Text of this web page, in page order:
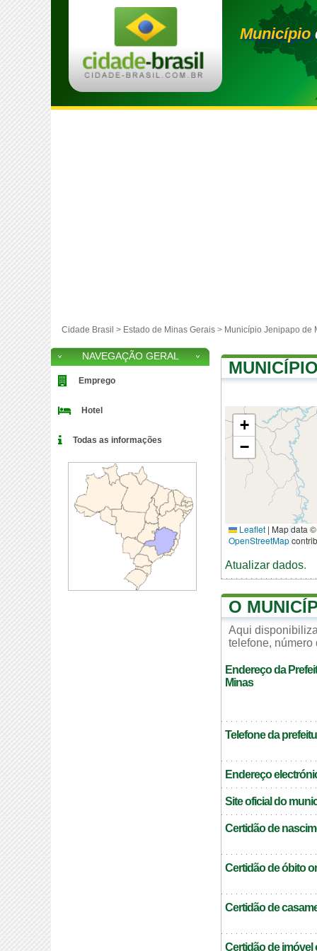
Município
Cidade Brasil > Estado de Minas Gerais > Município Jenipapo de
+
−
Leaflet | Map data ©
OpenStreetMap
Atualizar dados.
O
Aqui
telefone, número
Endereço da
Minas
Telefone da
Endereço
Site oficial do
Certidão de
Certidão de óbito
Certidão de
Certidão de imóvel
NAVEGAÇÃO GERAL
Emprego
Hotel
Todas as informações